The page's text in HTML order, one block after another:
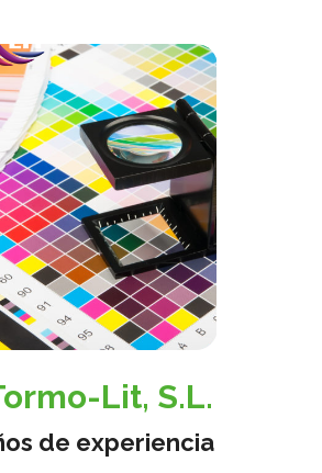
Lit, S.L.
de experiencia